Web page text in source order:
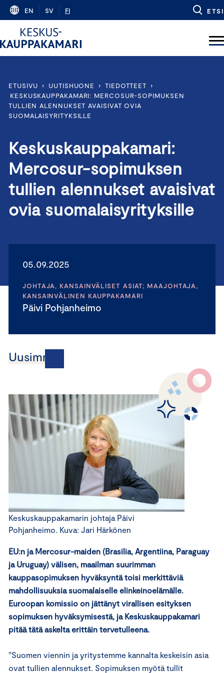
Skip
content
EN SV FI ETSI
ETUSIVU › UUTISHUONE › TIEDOTTEET
›
KESKUSKAUPPAKAMARI: MERCOSUR-SOPIMUKSEN
TULLIEN ALENNUKSET AVAISIVAT OVIA
SUOMALAISYRITYKSILLE
Keskuskauppakamari:
Mercosur-sopimuksen
tullien alennukset avaisivat
ovia suomalaisyrityksille
05.09.2025
JOHTAJA, KANSAINVÄLISET ASIAT; MAAJOHTAJA,
KANSAINVÄLINEN KAUPPAKAMARI
Päivi Pohjanheimo
Uusimmat
Keskuskauppakamarin johtaja Päivi
Pohjanheimo. Kuva: Jari Härkönen
EU:n ja Mercosur-maiden (Brasilia, Argentiina, Paraguay
ja Uruguay) välisen, maailman suurimman
kauppasopimuksen hyväksyntä toisi merkittäviä
mahdollisuuksia suomalaiselle elinkeinoelämälle.
Euroopan komissio on jättänyt virallisen esityksen
sopimuksen hyväksymisestä, ja Keskuskauppakamari
pitää tätä askelta erittäin tervetulleena.
”Suomen viennin ja yritystemme kannalta keskeisin asia
ovat tullien alennukset. Sopimuksen myötä tullit